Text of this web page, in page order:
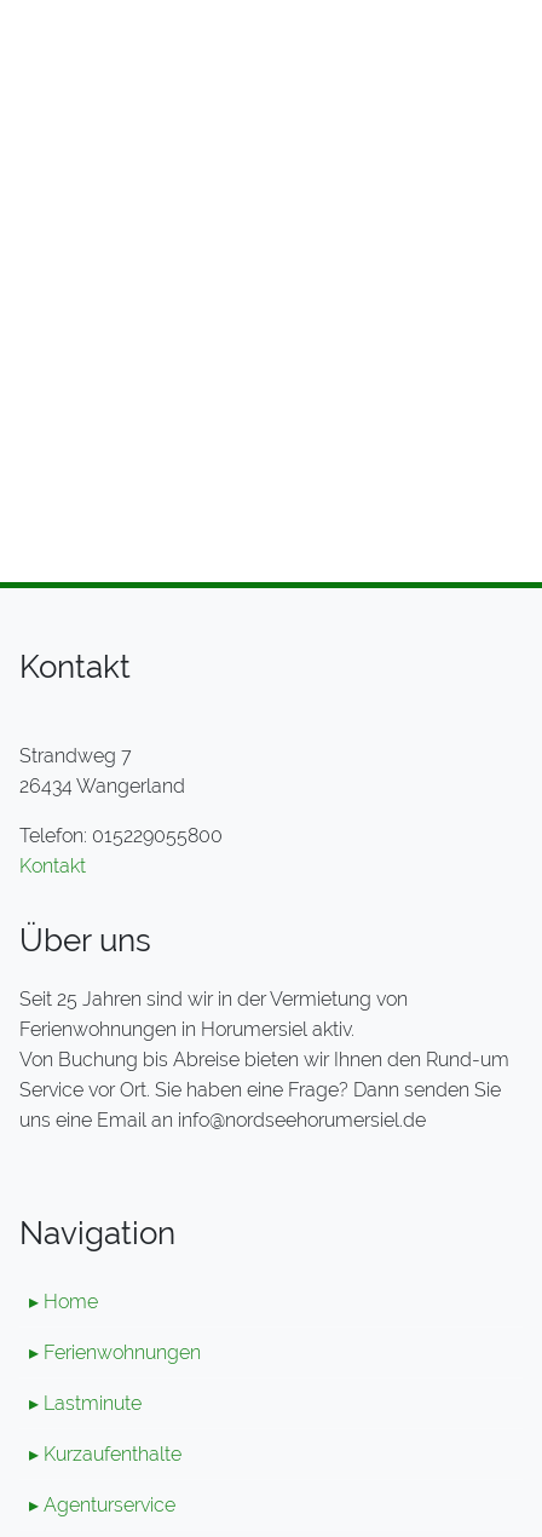
Kontakt
Strandweg 7
26434 Wangerland
Telefon: 015229055800
Kontakt
Über uns
Seit 25 Jahren sind wir in der Vermietung von
Ferienwohnungen in Horumersiel aktiv.
Von Buchung bis Abreise bieten wir Ihnen den Rund-um
Service vor Ort. Sie haben eine Frage? Dann senden Sie
uns eine Email an info@nordseehorumersiel.de
Navigation
▸ Home
▸ Ferienwohnungen
▸ Lastminute
▸ Kurzaufenthalte
▸ Agenturservice